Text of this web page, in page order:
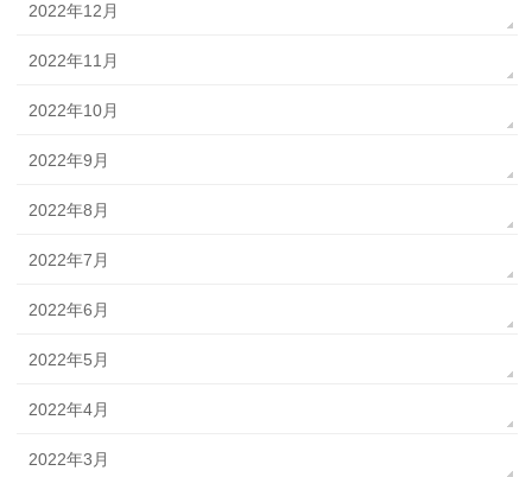
2022年12月
2022年11月
2022年10月
2022年9月
2022年8月
2022年7月
2022年6月
2022年5月
2022年4月
2022年3月